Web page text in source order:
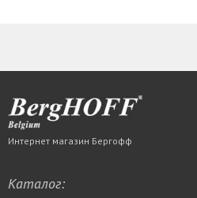
Интернет магазин Бергофф
Каталог: